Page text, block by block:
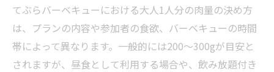
てぶらバーベキューにおける大人1人分の肉量の決め方
は、プランの内容や参加者の食欲、バーベキューの時間
帯によって異なります。一般的には200〜300gが目安と
されますが、昼食として利用する場合や、飲み放題付き